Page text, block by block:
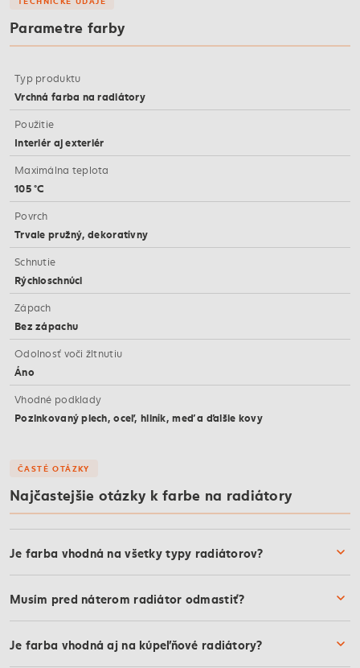
Parametre farby
Typ produktu
Vrchná farba na radiátory
Použitie
Interiér aj exteriér
Maximálna teplota
105 °C
Povrch
Trvale pružný, dekoratívny
Schnutie
Rýchloschnúci
Zápach
Bez zápachu
Odolnosť voči žltnutiu
Áno
Vhodné podklady
Pozinkovaný plech, oceľ, hliník, meď a ďalšie kovy
ČASTÉ OTÁZKY
Najčastejšie otázky k farbe na radiátory
Je farba vhodná na všetky typy radiátorov?
Musím pred náterom radiátor odmastiť?
Je farba vhodná aj na kúpeľňové radiátory?